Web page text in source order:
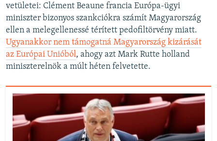
vetületei: Clément Beaune francia Európa-ügyi
miniszter bizonyos szankciókra számít Magyarország
ellen a melegellenessé térített pedofiltörvény miatt.
Ugyanakkor nem támogatná Magyarország kizárását
az Európai Unióból, ahogy azt Mark Rutte holland
miniszterelnök a múlt héten felvetette.